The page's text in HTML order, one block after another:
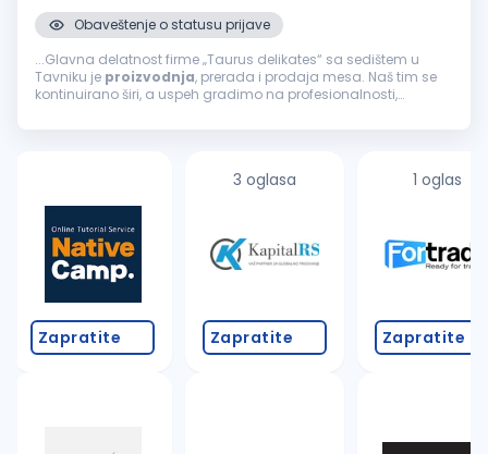
Obaveštenje o statusu prijave
...Glavna delatnost firme „Taurus delikates“ sa sedištem u
Tavniku je proizvodnja, prerada i prodaja mesa. Naš tim se
kontinuirano širi, a uspeh gradimo na profesionalnosti,
Zapratite
3 oglasa
Zapratite
1 oglas
Zapratite